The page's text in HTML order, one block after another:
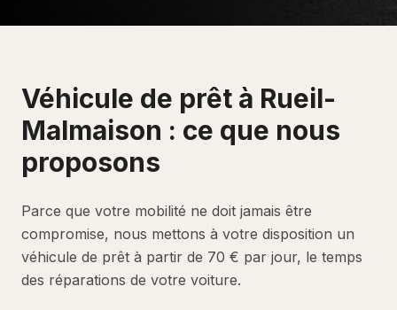
Véhicule de prêt à Rueil-
Malmaison : ce que nous
proposons
Parce que votre mobilité ne doit jamais être
compromise, nous mettons à votre disposition un
véhicule de prêt à partir de 70 € par jour, le temps
des réparations de votre voiture.